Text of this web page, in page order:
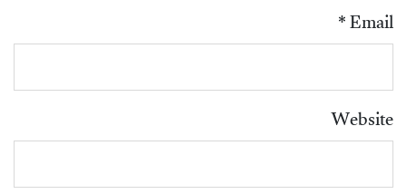
Email
*
Website